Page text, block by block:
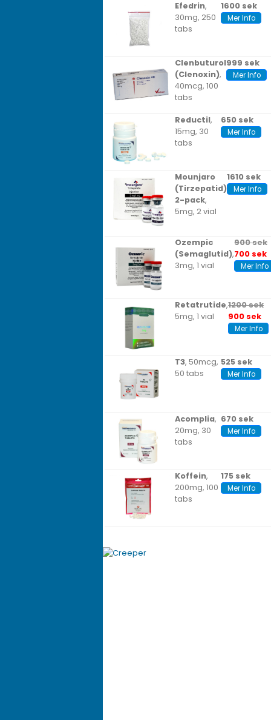
Efedrin,
30mg, 250
tabs
1600 sek
Mer Info
Clenbuturol
(Clenoxin),
40mcg, 100
tabs
999 sek
Mer Info
Reductil,
15mg, 30
tabs
650 sek
Mer Info
Mounjaro
(Tirzepatid)
2-pack,
5mg, 2 vial
1610 sek
Mer Info
Ozempic
(Semaglutid),
3mg, 1 vial
900 sek
700 sek
Mer Info
Retatrutide,
5mg, 1 vial
1200 sek
900 sek
Mer Info
T3, 50mcg,
50 tabs
525 sek
Mer Info
Acomplia,
20mg, 30
tabs
670 sek
Mer Info
Koffein,
200mg, 100
tabs
175 sek
Mer Info